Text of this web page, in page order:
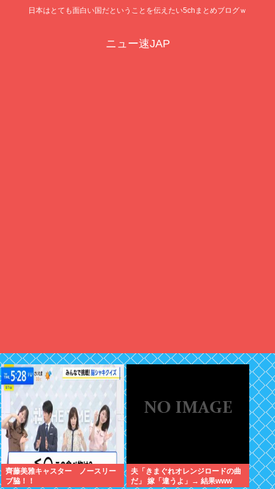
日本はとても面白い国だということを伝えたい5chまとめブログｗ
ニュー速JAP
齊藤美雅キャスター ノースリー
ブ脇！！
夫「きまぐれオレンジロードの曲
だ」 嫁「違うよ」→ 結果www